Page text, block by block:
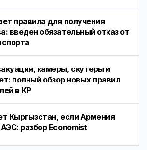
правила для получения
введен обязательный отказ от
камеры, скутеры и
полный обзор новых правил
в КР
Кыргызстан, если Армения
разбор Economist